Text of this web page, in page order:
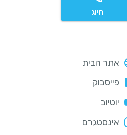
חיוג
אתר הבית
פייסבוק
יוטיוב
אינסטגרם